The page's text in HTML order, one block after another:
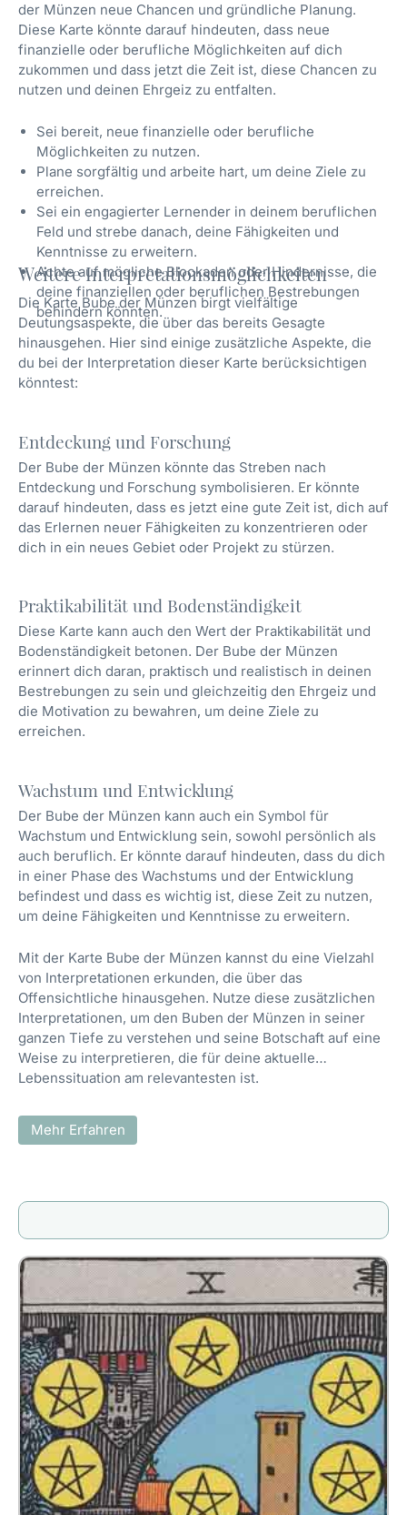
der Münzen neue Chancen und gründliche Planung.
Diese Karte könnte darauf hindeuten, dass neue
finanzielle oder berufliche Möglichkeiten auf dich
zukommen und dass jetzt die Zeit ist, diese Chancen zu
nutzen und deinen Ehrgeiz zu entfalten.
Sei bereit, neue finanzielle oder berufliche
Möglichkeiten zu nutzen.
Plane sorgfältig und arbeite hart, um deine Ziele zu
erreichen.
Sei ein engagierter Lernender in deinem beruflichen
Feld und strebe danach, deine Fähigkeiten und
Kenntnisse zu erweitern.
Achte auf mögliche Blockaden oder Hindernisse, die
deine finanziellen oder beruflichen Bestrebungen
behindern könnten.
Weitere Interpretationsmöglichkeiten
Die Karte Bube der Münzen birgt vielfältige
Deutungsaspekte, die über das bereits Gesagte
hinausgehen. Hier sind einige zusätzliche Aspekte, die
du bei der Interpretation dieser Karte berücksichtigen
könntest:
Entdeckung und Forschung
Der Bube der Münzen könnte das Streben nach
Entdeckung und Forschung symbolisieren. Er könnte
darauf hindeuten, dass es jetzt eine gute Zeit ist, dich auf
das Erlernen neuer Fähigkeiten zu konzentrieren oder
dich in ein neues Gebiet oder Projekt zu stürzen.
Praktikabilität und Bodenständigkeit
Diese Karte kann auch den Wert der Praktikabilität und
Bodenständigkeit betonen. Der Bube der Münzen
erinnert dich daran, praktisch und realistisch in deinen
Bestrebungen zu sein und gleichzeitig den Ehrgeiz und
die Motivation zu bewahren, um deine Ziele zu
erreichen.
Wachstum und Entwicklung
Der Bube der Münzen kann auch ein Symbol für
Wachstum und Entwicklung sein, sowohl persönlich als
auch beruflich. Er könnte darauf hindeuten, dass du dich
in einer Phase des Wachstums und der Entwicklung
befindest und dass es wichtig ist, diese Zeit zu nutzen,
um deine Fähigkeiten und Kenntnisse zu erweitern.
Mit der Karte Bube der Münzen kannst du eine Vielzahl
von Interpretationen erkunden, die über das
Offensichtliche hinausgehen. Nutze diese zusätzlichen
Interpretationen, um den Buben der Münzen in seiner
ganzen Tiefe zu verstehen und seine Botschaft auf eine
Weise zu interpretieren, die für deine aktuelle
Lebenssituation am relevantesten ist.
Mehr Erfahren